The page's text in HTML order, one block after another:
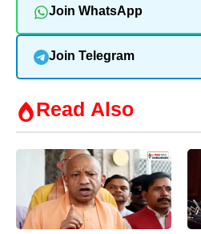
Join WhatsApp
Join Telegram
Read Also